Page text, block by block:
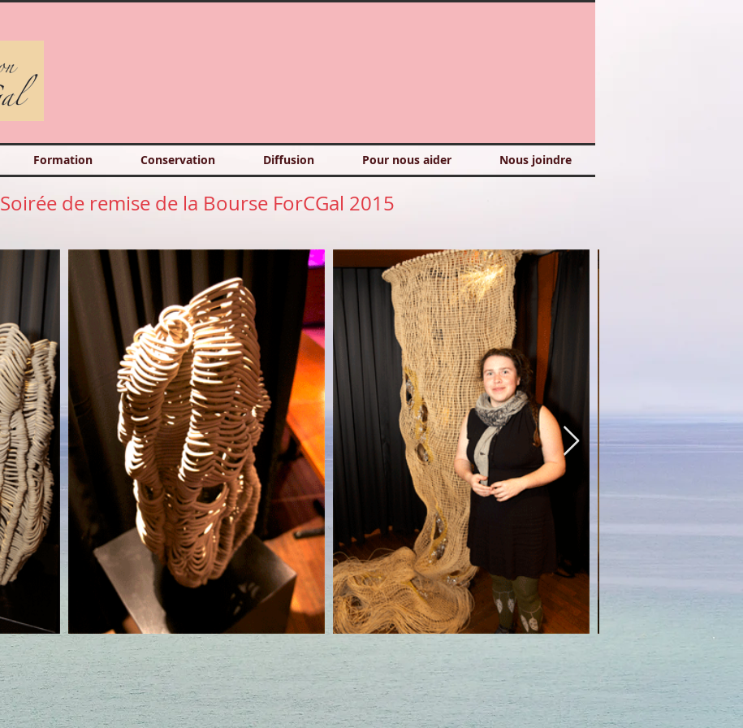
Formation Conservation Diffusion Pour nous aider Nous joindre
Soirée de remise de la Bourse ForCGal 2015